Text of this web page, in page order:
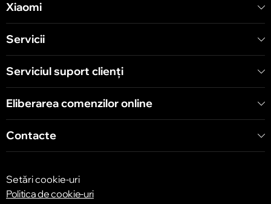
Chișinău
str. Arborilor 21, CC «Shopping MallDova»
Xiaomi
Servicii
Serviciul suport clienţi
Eliberarea comenzilor online
Contacte
Setări cookie-uri
Politica de cookie-uri